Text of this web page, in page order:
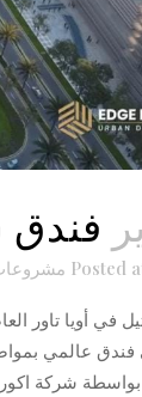
فندق
Posted مشروعات
بواسطة شركة